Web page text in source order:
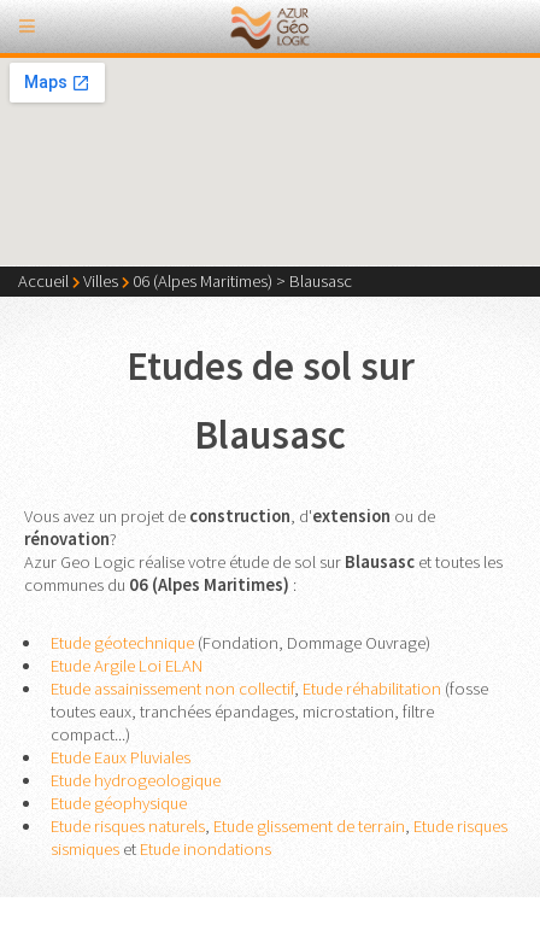
Accueil Villes 06 (Alpes Maritimes) > Blausasc
Etudes de sol sur
Blausasc
Vous avez un projet de construction , d'extension ou de
rénovation?
Azur Geo Logic réalise votre étude de sol sur Blausasc et toutes les
communes du 06 (Alpes Maritimes) :
Etude géotechnique(Fondation, Dommage Ouvrage)
Etude Argile Loi ELAN
Etude assainissement non collectif, Etude réhabilitation (fosse
toutes eaux, tranchées épandages, microstation, filtre
compact...)
Etude Eaux Pluviales
Etude hydrogeologique
Etude géophysique
Etude risques naturels, Etude glissement de terrain, Etude risques
sismiqueset Etude inondations